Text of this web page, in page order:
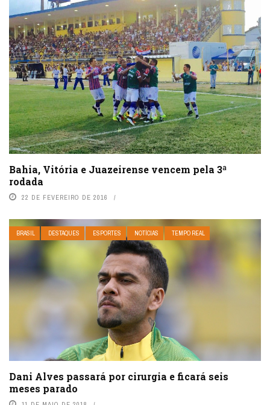
Bahia, Vitória e Juazeirense vencem pela 3ª
rodada
22 DE FEVEREIRO DE 2016
BRASIL DESTAQUES ESPORTES NOTÍCIAS TEMPO REAL
Dani Alves passará por cirurgia e ficará seis
meses parado